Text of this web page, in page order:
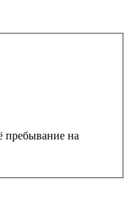
пребывание на